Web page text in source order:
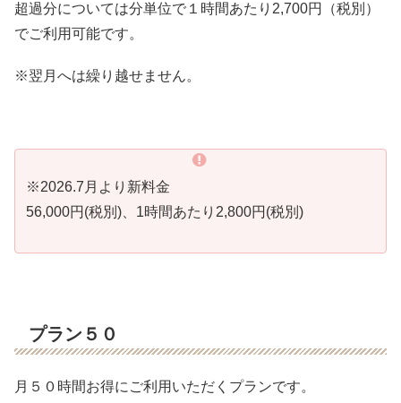
超過分については分単位で１時間あたり2,700円（税別）
でご利用可能です。
※翌月へは繰り越せません。
※2026.7月より新料金
56,000円(税別)、1時間あたり2,800円(税別)
プラン５０
月５０時間お得にご利用いただくプランです。